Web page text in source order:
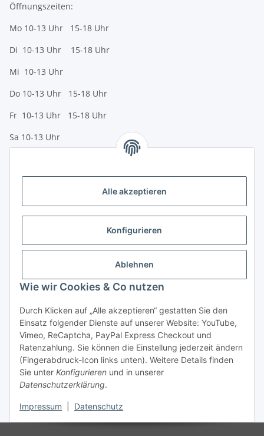
Alle akzeptieren
Konfigurieren
Ablehnen
Wie wir Cookies & Co nutzen
Durch Klicken auf „Alle akzeptieren“ gestatten Sie den
Einsatz folgender Dienste auf unserer Website: YouTube,
Vimeo, ReCaptcha, PayPal Express Checkout und
Ratenzahlung. Sie können die Einstellung jederzeit ändern
(Fingerabdruck-Icon links unten). Weitere Details finden
Sie unter Konfigurieren und in unserer
Datenschutzerklärung.
Impressum Datenschutz
Öffnungszeiten:
Mo 10-13 Uhr 15-18 Uhr
Di 10-13 Uhr 15-18 Uhr
Mi 10-13 Uhr
Do 10-13 Uhr 15-18 Uhr
Fr 10-13 Uhr 15-18 Uhr
Sa 10-13 Uhr
Vorkasse (per Bank-Überweisung)
Sofortüberweisung
Rechnungskauf
Gesetzliche Informationen
Informationen
Vertrag widerrufen
* Alle Preise inkl. gesetzlicher USt., zzgl.